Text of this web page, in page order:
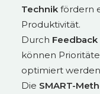
Technik fördern
Produktivität.
Durch Feedback
können
optimiert
Die SMART-